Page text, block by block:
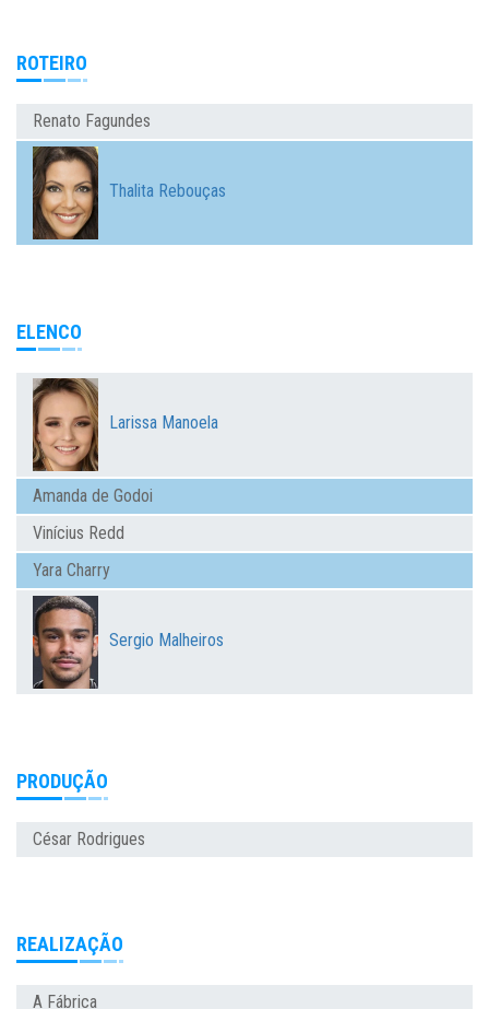
ROTEIRO
Renato Fagundes
Thalita Rebouças
ELENCO
Larissa Manoela
Amanda de Godoi
Vinícius Redd
Yara Charry
Sergio Malheiros
PRODUÇÃO
César Rodrigues
REALIZAÇÃO
A Fábrica